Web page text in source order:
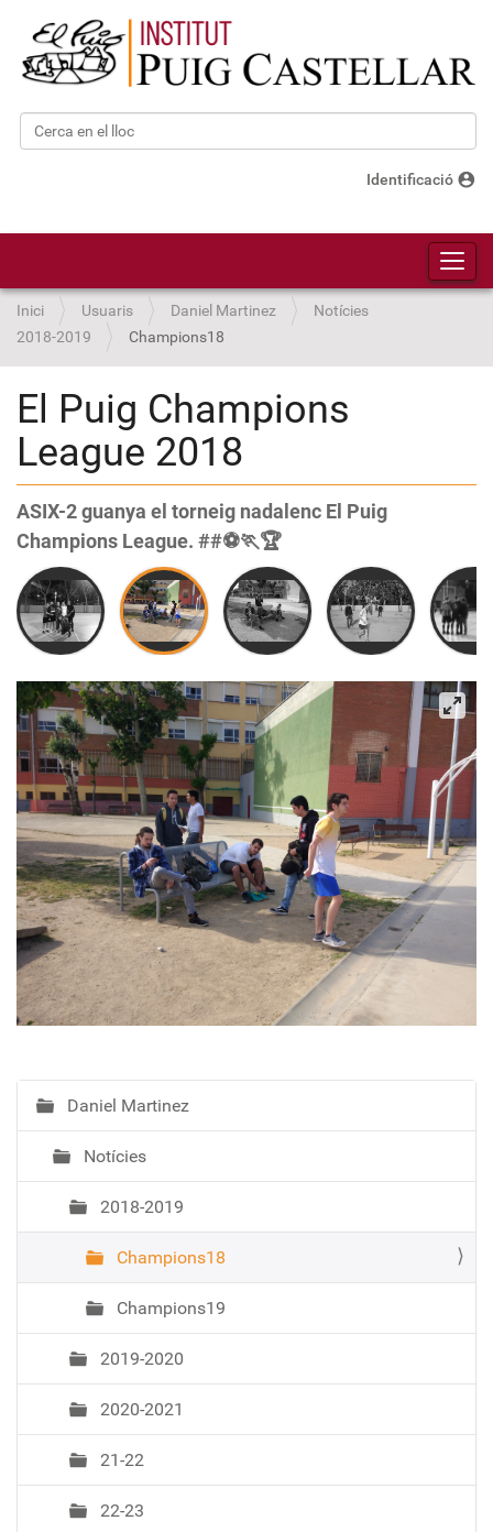
Cerca
Identificació account_circle
Inici Usuaris Daniel Martinez
Notícies
2018-2019
Champions18
El Puig Champions
League 2018
ASIX-2 guanya el torneig nadalenc El Puig
Champions League. ##⚽🏃🏆
N
a
e
Daniel Martinez
Notícies
2018-2019
Champions18
Champions19
2019-2020
2020-2021
21-22
22-23